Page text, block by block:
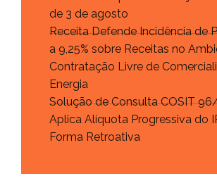
de 3 de agosto
Receita Defende Incidência de
a 9,25% sobre Receitas no
Contratação Livre de
Energia
Solução de Consulta COSIT
Aplica Alíquota Progressiva do
Forma Retroativa